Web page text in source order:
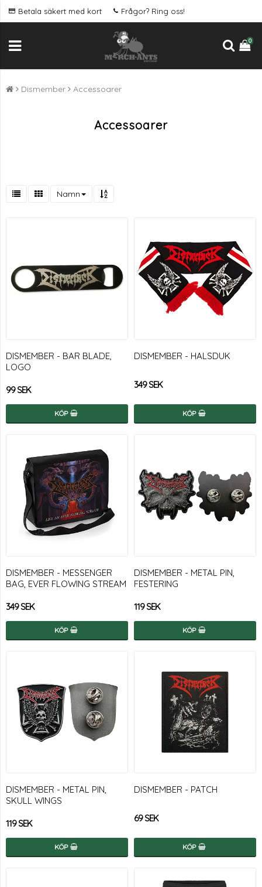
Betala säkert med kort Frågor? Ring oss!
0
Dismember Accessoarer
Accessoarer
Namn
DISMEMBER - BAR BLADE,
LOGO
99 SEK
KÖP
DISMEMBER - HALSDUK
349 SEK
KÖP
DISMEMBER - MESSENGER
BAG, EVER FLOWING STREAM
349 SEK
KÖP
DISMEMBER - METAL PIN,
FESTERING
119 SEK
KÖP
DISMEMBER - METAL PIN,
SKULL WINGS
119 SEK
KÖP
DISMEMBER - PATCH
69 SEK
KÖP